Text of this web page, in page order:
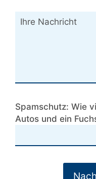
Spamschutz: Wie
Autos und ein